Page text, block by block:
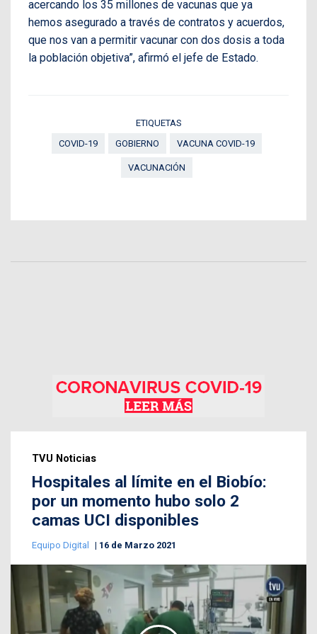
acercando los 35 millones de vacunas que ya
hemos asegurado a través de contratos y acuerdos,
que nos van a permitir vacunar con dos dosis a toda
la población objetiva”, afirmó el jefe de Estado.
ETIQUETAS
COVID-19
GOBIERNO VACUNA COVID-19
VACUNACIÓN
TVU Noticias
Hospitales al límite en el Biobío:
por un momento hubo solo 2
camas UCI disponibles
Equipo Digital 16 de Marzo 2021